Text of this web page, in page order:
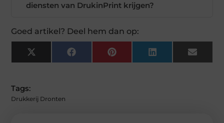
diensten van DrukinPrint krijgen?
Goed artikel? Deel hem dan op:
X
(Twitter)
FacebookPinterest LinkedIn Email
Tags:
Drukkerij Dronten